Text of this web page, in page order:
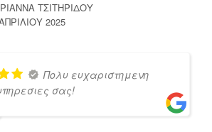
ΤΣΙΤΗΡΙΔΟΥ
2025
Πολυ ευχαριστημενη
σας!